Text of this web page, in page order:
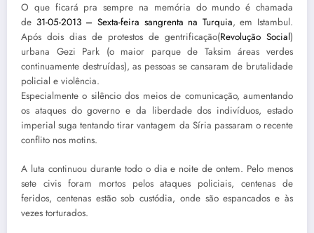
O que ficará pra sempre na memória do mundo é chamada
de 31-05-2013 – Sexta-feira sangrenta na Turquia, em Istambul.
Após dois dias de protestos de gentrificação(Revolução Social)
urbana Gezi Park (o maior parque de Taksim áreas verdes
continuamente destruídas), as pessoas se cansaram de brutalidade
policial e violência.
Especialmente o silêncio dos meios de comunicação, aumentando
os ataques do governo e da liberdade dos indivíduos, estado
imperial suga tentando tirar vantagem da Síria passaram o recente
conflito nos motins.
A luta continuou durante todo o dia e noite de ontem. Pelo menos
sete civis foram mortos pelos ataques policiais, centenas de
feridos, centenas estão sob custódia, onde são espancados e às
vezes torturados.